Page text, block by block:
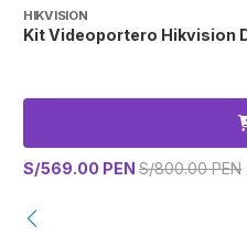
HIKVISION
Kit Videoportero Hikvision
S/569.00 PEN S/800.00 PEN